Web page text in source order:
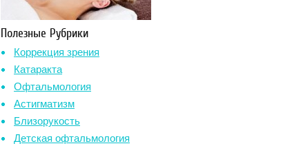
Полезные Рубрики
Коррекция зрения
Катаракта
Офтальмология
Астигматизм
Близорукость
Детская офтальмология